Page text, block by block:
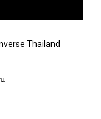
Thailand